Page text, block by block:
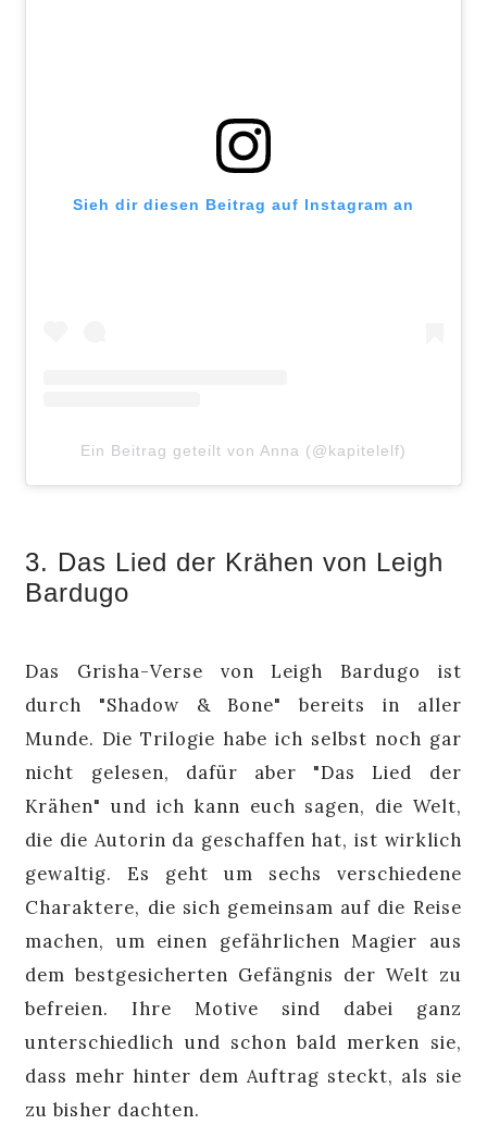
Sieh dir diesen Beitrag auf Instagram an
Ein Beitrag geteilt von Anna (@kapitelelf)
3. Das Lied der Krähen von Leigh
Bardugo
Das Grisha-Verse von Leigh Bardugo ist
durch "Shadow & Bone" bereits in aller
Munde. Die Trilogie habe ich selbst noch gar
nicht gelesen, dafür aber "Das Lied der
Krähen" und ich kann euch sagen, die Welt,
die die Autorin da geschaffen hat, ist wirklich
gewaltig. Es geht um sechs verschiedene
Charaktere, die sich gemeinsam auf die Reise
machen, um einen gefährlichen Magier aus
dem bestgesicherten Gefängnis der Welt zu
befreien. Ihre Motive sind dabei ganz
unterschiedlich und schon bald merken sie,
dass mehr hinter dem Auftrag steckt, als sie
zu bisher dachten.